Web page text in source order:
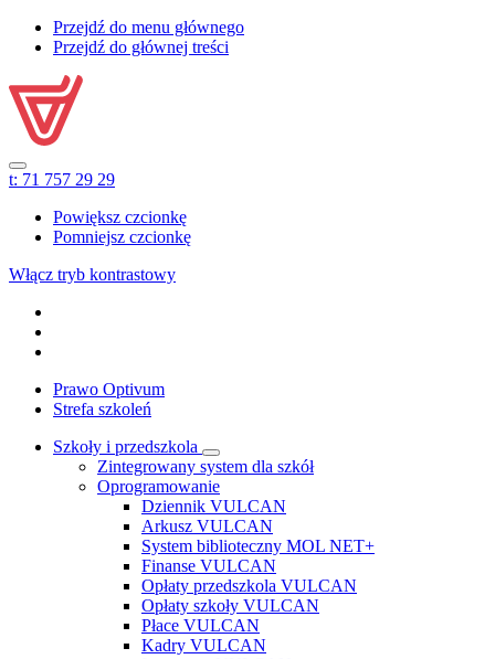
Przejdź do menu głównego
Przejdź do głównej treści
t: 71 757 29 29
Powiększ czcionkę
Pomniejsz czcionkę
Włącz tryb kontrastowy
Prawo Optivum
Strefa szkoleń
Szkoły i przedszkola
Zintegrowany system dla szkół
Oprogramowanie
Dziennik VULCAN
Arkusz VULCAN
System biblioteczny MOL NET+
Finanse VULCAN
Opłaty przedszkola VULCAN
Opłaty szkoły VULCAN
Płace VULCAN
Kadry VULCAN